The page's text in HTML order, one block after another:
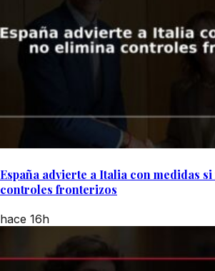
España advierte a Italia con medidas
controles fronterizos
hace 16h